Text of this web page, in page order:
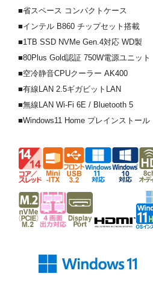
■省スペース コンパクトケース
■インテル B860 チップセット搭載
■1TB SSD NVMe Gen.4対応 WD製
■80Plus Gold認証 750W電源ユニット
■空冷静音CPUクーラー AK400
■有線LAN 2.5ギガビットLAN
■無線LAN Wi-Fi 6E / Bluetooth 5
■Windows11 Home プレインストール